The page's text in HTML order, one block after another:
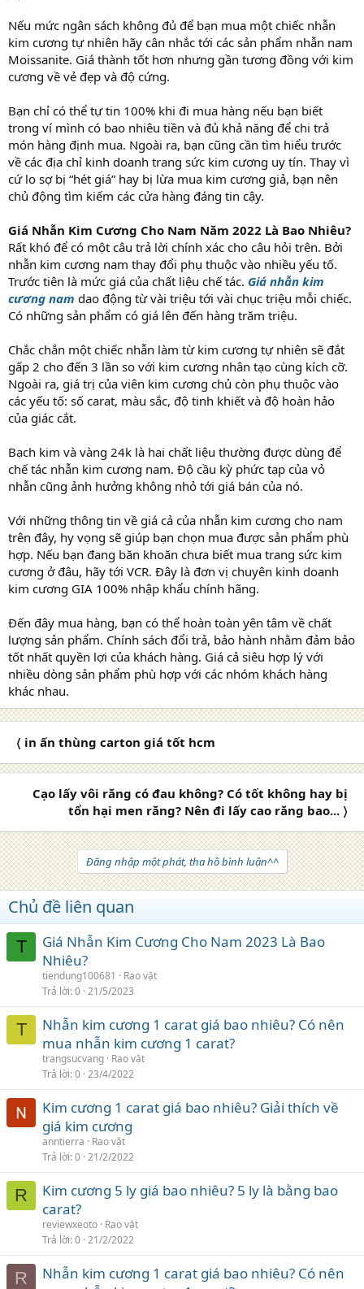
Nếu mức ngân sách không đủ để bạn mua một chiếc nhẫn
kim cương tự nhiên hãy cân nhắc tới các sản phẩm nhẫn nam
Moissanite. Giá thành tốt hơn nhưng gần tương đồng với kim
cương về vẻ đẹp và độ cứng.
Bạn chỉ có thể tự tin 100% khi đi mua hàng nếu bạn biết
trong ví mình có bao nhiêu tiền và đủ khả năng để chi trả
món hàng định mua. Ngoài ra, bạn cũng cần tìm hiểu trước
về các địa chỉ kinh doanh trang sức kim cương uy tín. Thay vì
cứ lo sợ bị “hét giá” hay bị lừa mua kim cương giả, bạn nên
chủ động tìm kiếm các cửa hàng đáng tin cậy.
Giá Nhẫn Kim Cương Cho Nam Năm 2022 Là Bao Nhiêu?
Rất khó để có một câu trả lời chính xác cho câu hỏi trên. Bởi
nhẫn kim cương nam thay đổi phụ thuộc vào nhiều yếu tố.
Trước tiên là mức giá của chất liệu chế tác. Giá nhẫn kim
cương nam dao động từ vài triệu tới vài chục triệu mỗi chiếc.
Có những sản phẩm có giá lên đến hàng trăm triệu.
Chắc chắn một chiếc nhẫn làm từ kim cương tự nhiên sẽ đắt
gấp 2 cho đến 3 lần so với kim cương nhân tạo cùng kích cỡ.
Ngoài ra, giá trị của viên kim cương chủ còn phụ thuộc vào
các yếu tố: số carat, màu sắc, độ tinh khiết và độ hoàn hảo
của giác cắt.
Bạch kim và vàng 24k là hai chất liệu thường được dùng để
chế tác nhẫn kim cương nam. Độ cầu kỳ phức tạp của vỏ
nhẫn cũng ảnh hưởng không nhỏ tới giá bán của nó.
Với những thông tin về giá cả của nhẫn kim cương cho nam
trên đây, hy vọng sẽ giúp bạn chọn mua được sản phẩm phù
hợp. Nếu bạn đang băn khoăn chưa biết mua trang sức kim
cương ở đâu, hãy tới VCR. Đây là đơn vị chuyên kinh doanh
kim cương GIA 100% nhập khẩu chính hãng.
Đến đây mua hàng, bạn có thể hoàn toàn yên tâm về chất
lượng sản phẩm. Chính sách đổi trả, bảo hành nhằm đảm bảo
tốt nhất quyền lợi của khách hàng. Giá cả siêu hợp lý với
nhiều dòng sản phẩm phù hợp với các nhóm khách hàng
khác nhau.
〈 in ấn thùng carton giá tốt hcm
Cạo lấy vôi răng có đau không? Có tốt không hay bị
tổn hại men răng? Nên đi lấy cao răng bao... 〉
Đăng nhập một phát, tha hồ bình luận^^
Chủ đề liên quan
T
Giá Nhẫn Kim Cương Cho Nam 2023 Là Bao
Nhiêu?
tiendung100681
Rao vặt
Trả lời 0 21/5/2023
T
Nhẫn kim cương 1 carat giá bao nhiêu? Có nên
mua nhẫn kim cương 1 carat?
trangsucvang Rao vặt
Trả lời 0 23/4/2022
Kim cương 1 carat giá bao nhiêu? Giải thích về
giá kim cương
anntierra
Rao vặt
Trả lời 0 21/2/2022
R
Kim cương 5 ly giá bao nhiêu? 5 ly là bằng bao
carat?
reviewxeoto Rao vặt
Trả lời 0 21/2/2022
R
Nhẫn kim cương 1 carat giá bao nhiêu? Có nên